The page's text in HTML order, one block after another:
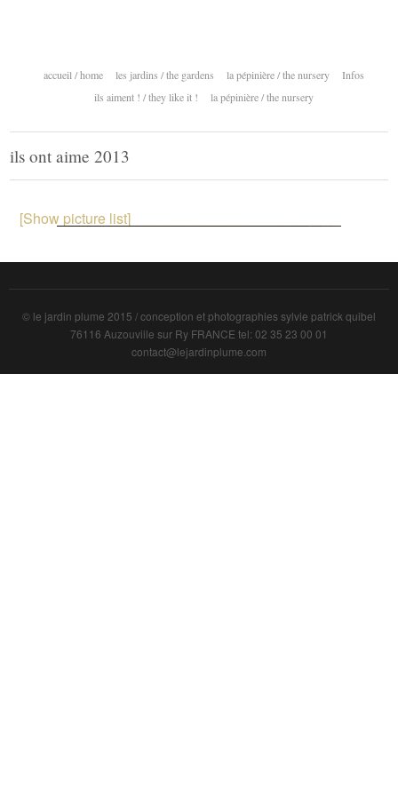
accueil / home les jardins / the gardens la pépinière / the nursery
Infos
ils aiment ! / they like it !
la pépinière / the nursery
ils ont aime 2013
[Show picture list]
© le jardin plume 2015 / conception et photographies sylvie patrick quibel
76116 Auzouviile sur Ry FRANCE tel: 02 35 23 00 01
contact@lejardinplume.com